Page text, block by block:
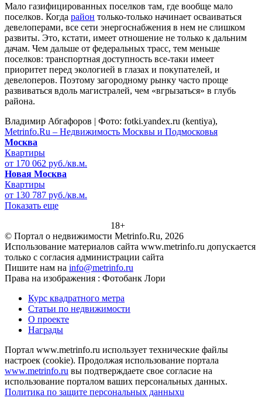
Мало газифицированных поселков там, где вообще мало
поселков. Когда район только-только начинает осваиваться
девелоперами, все сети энергоснабжения в нем не слишком
развиты. Это, кстати, имеет отношение не только к дальним
дачам. Чем дальше от федеральных трасс, тем меньше
поселков: транспортная доступность все-таки имеет
приоритет перед экологией в глазах и покупателей, и
девелоперов. Поэтому загородному рынку часто проще
развиваться вдоль магистралей, чем «вгрызаться» в глубь
района.
Владимир Абгафоров | Фото: fotki.yandex.ru (kentiya),
Metrinfo.Ru – Недвижимость Москвы и Подмосковья
Москва
Квартиры
от 170 062 руб./кв.м.
Новая Москва
Квартиры
от 130 787 руб./кв.м.
Показать еще
18+
© Портал о недвижимости Metrinfo.Ru, 2026
Использование материалов сайта www.metrinfo.ru допускается
только с согласия администрации сайта
Пишите нам на info@metrinfo.ru
Права на изображения : Фотобанк Лори
Курс квадратного метра
Статьи по недвижимости
О проекте
Награды
Портал www.metrinfo.ru использует технические файлы
настроек (cookie). Продолжая использование портала
www.metrinfo.ru вы подтверждаете свое согласие на
использование порталом ваших персональных данных.
Политика по защите персональных данныхu